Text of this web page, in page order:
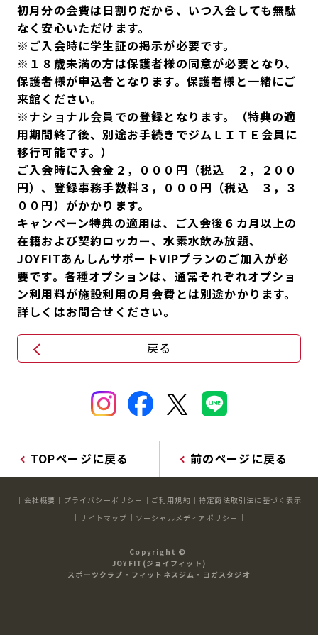
初月分の会費は日割りだから、いつ入会しても無駄
なく安心いただけます。
※ご入会時に学生証の掲示が必要です。
※１８歳未満の方は保護者様の同意が必要となり、
保護者様が申込者となります。保護者様と一緒にご
来館ください。
※ナショナル会員での登録となります。（特典の適
用期間終了後、別途お手続きでジムＬＩＴＥ会員に
移行可能です。）
ご入会時に入会金２，０００円（税込 ２，２００
円）、登録事務手数料３，０００円（税込 ３，３
００円）がかかります。
キャンペーン特典の適用は、ご入会後６カ月以上の
在籍および契約ロッカー、水素水飲み放題、
JOYFITあんしんサポートVIPプランのご加入が必
要です。各種オプションは、通常それぞれオプショ
ン利用料が施設利用の月会費とは別途かかります。
詳しくはお問合せください。
戻る
TOPページに戻る 前のページに戻る
会社概要 プライバシーポリシー ご利用規約
特定商法取引法に基づく表示
サイトマップ
ソーシャルメディアポリシー
Copyright ©
JOYFIT(ジョイフィット)
スポーツクラブ・フィットネスジム・ヨガスタジオ